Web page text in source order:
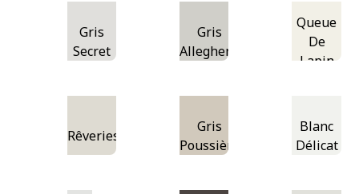
Gris
Secret
Gris
Allegheny
Queue
De
Lapin
Rêveries
Gris
Poussière
Blanc
Délicat